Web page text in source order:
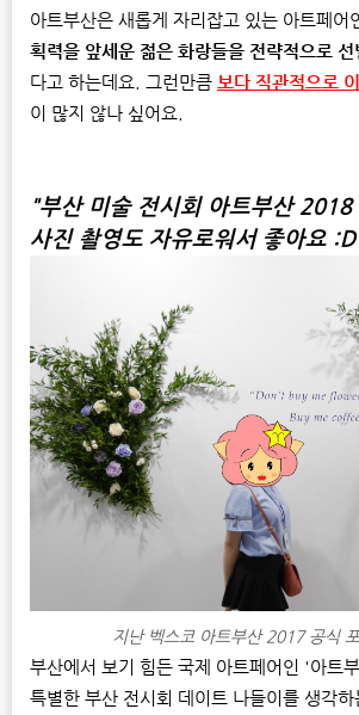
아트부산은 새롭게 자리잡고 있는 아트페어
획력을 앞세운 젊은 화랑들을 전략적으로
다고 하는데요. 그런만큼 보다 직관적으로
이 많지 않나 싶어요.
"부산 미술 전시회 아트부산 2018
사진 촬영도 자유로워서 좋아요
지난 벡스코 아트부산 2017 공식
부산에서 보기 힘든 국제 아트페어인 '아트
특별한 부산 전시회 데이트 나들이를 생각